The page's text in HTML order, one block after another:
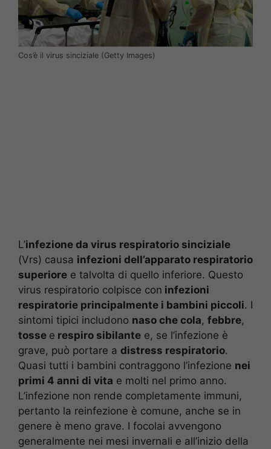
Cos’è il virus sinciziale (Getty Images)
L’infezione da virus respiratorio sinciziale
(Vrs) causa infezioni dell’apparato respiratorio
superiore e talvolta di quello inferiore. Questo
virus respiratorio colpisce con infezioni
respiratorie principalmente i bambini piccoli. I
sintomi tipici includono naso che cola, febbre,
tosse e respiro sibilante e, se l’infezione è
grave, può portare a distress respiratorio.
Quasi tutti i bambini contraggono l’infezione nei
primi 4 anni di vita e molti nel primo anno.
L’infezione non rende completamente immuni,
pertanto la reinfezione è comune, anche se in
genere è meno grave. I focolai avvengono
generalmente nei mesi invernali e all’inizio della